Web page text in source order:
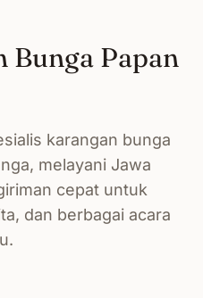
Bunga Papan
karangan bunga
melayani Jawa
cepat untuk
dan berbagai acara